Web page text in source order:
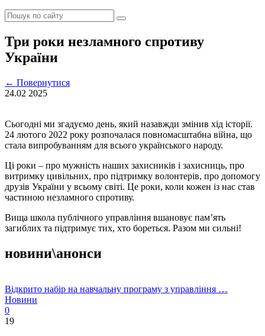
Три роки незламного спротиву
України
← Повернутися
24.02 2025
Сьогодні ми згадуємо день, який назавжди змінив хід історії.
24 лютого 2022 року розпочалася повномасштабна війна, що
стала випробуванням для всього українського народу.
Ці роки – про мужність наших захисників і захисниць, про
витримку цивільних, про підтримку волонтерів, про допомогу
друзів України у всьому світі. Це роки, коли кожен із нас став
частиною незламного спротиву.
Вища школа публічного управління вшановує пам’ять
загиблих та підтримує тих, хто бореться. Разом ми сильні!
новини\анонси
Відкрито набір на навчальну програму з управління …
Новини
0
19